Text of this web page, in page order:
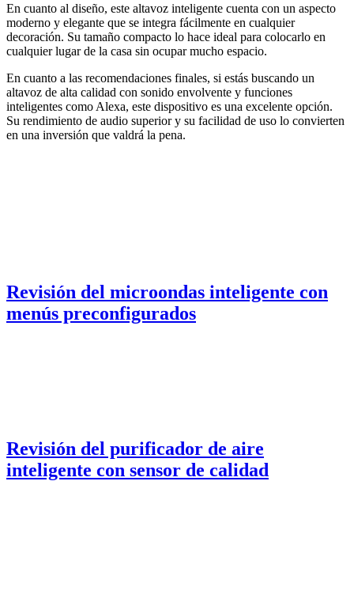
En cuanto al diseño, este altavoz inteligente cuenta con un aspecto
moderno y elegante que se integra fácilmente en cualquier
decoración. Su tamaño compacto lo hace ideal para colocarlo en
cualquier lugar de la casa sin ocupar mucho espacio.
En cuanto a las recomendaciones finales, si estás buscando un
altavoz de alta calidad con sonido envolvente y funciones
inteligentes como Alexa, este dispositivo es una excelente opción.
Su rendimiento de audio superior y su facilidad de uso lo convierten
en una inversión que valdrá la pena.
Revisión del microondas inteligente con
menús preconfigurados
Revisión del purificador de aire
inteligente con sensor de calidad